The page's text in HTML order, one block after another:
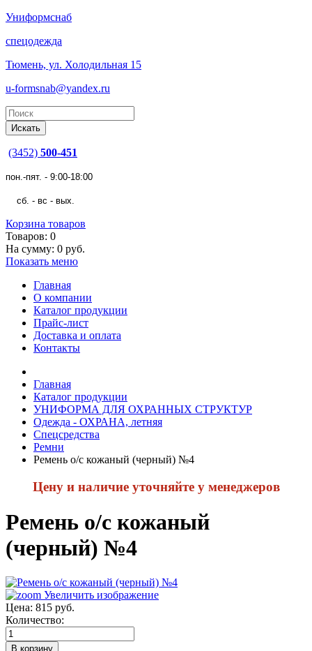
Униформснаб
спецодежда
Тюмень, ул. Холодильная 15
u-formsnab@yandex.ru
(3452) 500-451
пон.-пят. - 9:00-18:00
сб. - вс - вых.
Корзина товаров
Товаров: 0
На сумму: 0 руб.
Показать меню
Главная
О компании
Каталог продукции
Прайс-лист
Доставка и оплата
Контакты
Главная
Каталог продукции
УНИФОРМА ДЛЯ ОХРАННЫХ СТРУКТУР
Одежда - ОХРАНА, летняя
Спецсредства
Ремни
Ремень о/с кожаный (черный) №4
Цену и наличие уточняйте у менеджеров
Ремень о/с кожаный
(черный) №4
Увеличить изображение
Цена: 815 руб.
Количество: